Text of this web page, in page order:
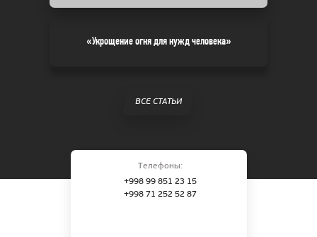
«Укрощение огня для нужд человека»
ВСЕ СТАТЬИ
Телефоны:
+998 99 851 23 15
+998 71 252 52 87